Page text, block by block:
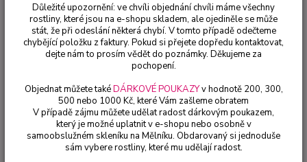
Helleborusy - čemeřice
Helleborus, čemeřice- Pretty Ellen Purpple -
cena za kus v 3-kusovém balení
Helleborus, čemeřice- Pretty
Ellen Purpple - cena za kus v 3-
kusovém balení
Důležité upozornění: ve chvíli objednání chvíli máme všechny
rostliny, které jsou na e-shopu skladem, ale ojediněle se může
stát, že při odeslání některá chybí. V tomto případě odečteme
chybějící položku z faktury. Pokud si přejete dopředu kontaktovat,
dejte nám to prosím vědět do poznámky. Děkujeme za
pochopení.
Objednat můžete takéDÁRKOVÉ POUKAZYv hodnotě 200, 300,
500 nebo 1000 Kč, které Vám zašleme obratem
V případě zájmu můžete udělat radost dárkovým poukazem,
který je možné uplatnit v e-shopu nebo osobně v
samoobslužném skleníku na Mělníku. Obdarovaný si jednoduše
sám vybere rostliny, které mu udělají radost.